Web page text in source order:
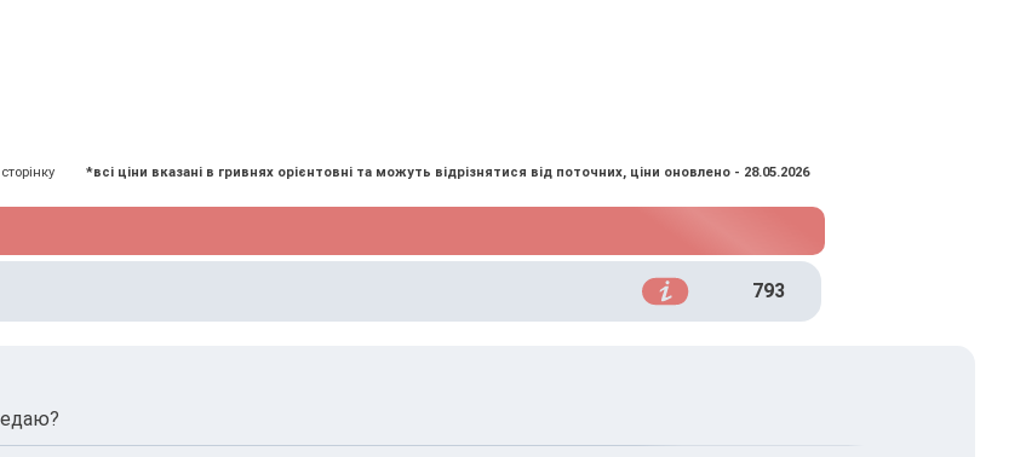
*всі ціни вказані в гривнях орієнтовні та можуть відрізнятися від поточних, ціни оновлено - 28.05.2026
793